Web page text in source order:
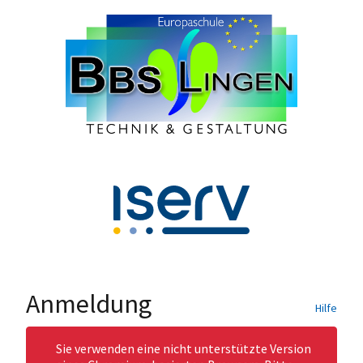
Anmeldung Hilfe
Sie verwenden eine nicht unterstützte Version